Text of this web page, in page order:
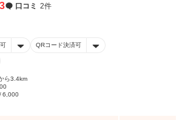
口コミ 2件
QRコード決済可
ら3.4km
6,000